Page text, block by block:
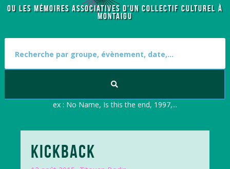
OU LES MÉMOIRES ASSOCIATIVES D'UN COLLECTIF CULTUREL À
MONTAIGU
ex : No Name, Is this the end, 1997,...
KICKBACK